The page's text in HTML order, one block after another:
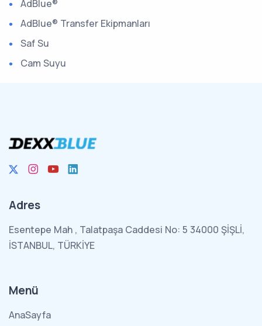
AdBlue®
AdBlue® Transfer Ekipmanları
Saf Su
Cam Suyu
Adres
Esentepe Mah , Talatpaşa Caddesi No: 5 34000 ŞİŞLİ,
İSTANBUL, TÜRKİYE
Menü
AnaSayfa